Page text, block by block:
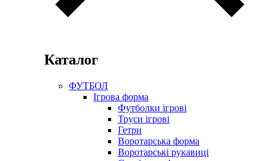
Каталог
ФУТБОЛ
Ігрова форма
Футболки ігрові
Труси ігрові
Гетри
Воротарська форма
Воротарські рукавиці